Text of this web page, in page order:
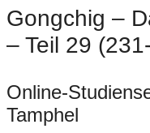
Gongchig –
– Teil 29
Online-
Tamphel